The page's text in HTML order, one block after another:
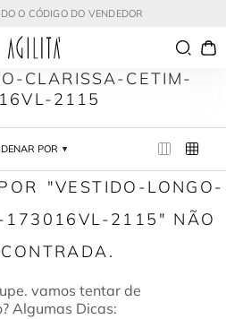
O CÓDIGO DO VENDEDOR
CLARISSA-CETIM-
2115
POR
VESTIDO-LONGO-
173016VL-2115